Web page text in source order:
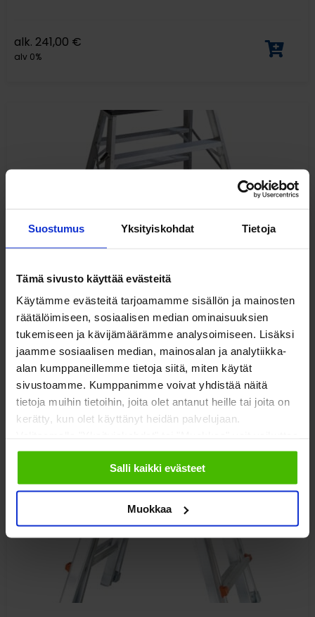
Suostumus Yksityiskohdat Tietoja
Tämä sivusto käyttää evästeitä
Käytämme evästeitä tarjoamamme sisällön ja mainosten
räätälöimiseen, sosiaalisen median ominaisuuksien
tukemiseen ja kävijämäärämme analysoimiseen. Lisäksi
jaamme sosiaalisen median, mainosalan ja analytiikka-
alan kumppaneillemme tietoja siitä, miten käytät
sivustoamme. Kumppanimme voivat yhdistää näitä
tietoja muihin tietoihin, joita olet antanut heille tai joita on
kerätty, kun olet käyttänyt heidän palvelujaan.
sallimiisi evästeisiin.
Salli kaikki evästeet
Muokkaa
alk. 241,00 €
alv 0%
Rakennuspukit
alk.207,00€